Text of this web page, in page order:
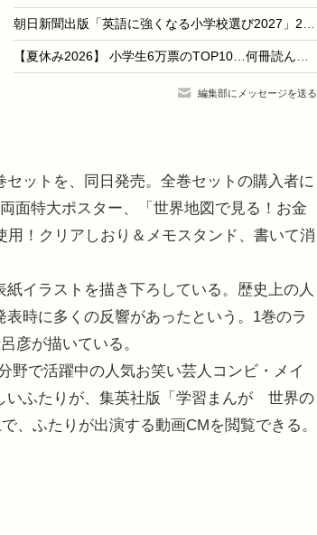
朝日新聞出版「英語に強くなる小学校選び2027」209校収録
【夏休み2026】 小学生6万票のTOP10…何冊読んだ？
編集部にメッセージを送る
ットを、同日発売。全巻セットの購入者に
面特大ポスター、「世界地図で見る！お金
！クリアしおり＆メモスタンド、書いて消
イラストを描き下ろしている。歴史上の人
時に多くの反響があったという。1巻のラ
彦が描いている。
で活躍中の人気お笑い芸人コンビ・メイ
いふたりが、集英社版「学習まんが 世界の
、ふたりが出演する動画CMを閲覧できる。